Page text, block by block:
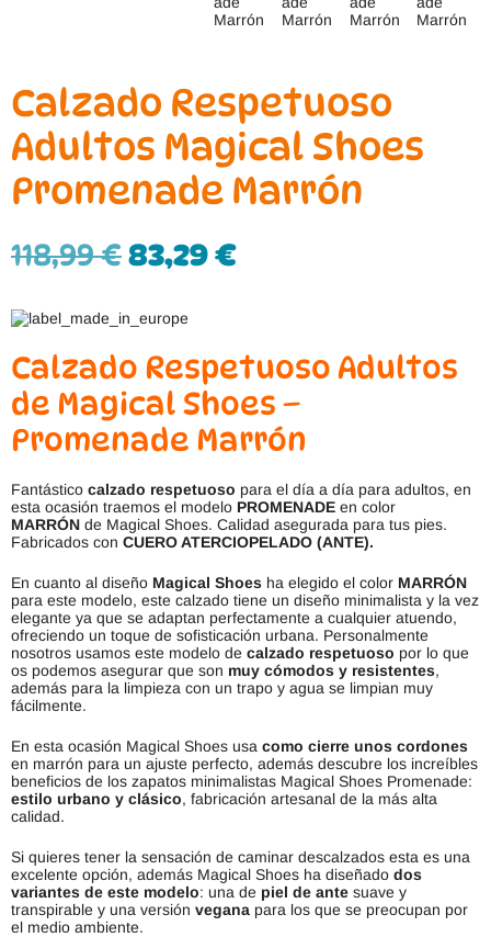
Calzado Respetuoso
Adultos Magical Shoes
Promenade Marrón
118,99€83,29€
Calzado Respetuoso Adultos
de Magical Shoes –
Promenade Marrón
Fantástico calzado respetuoso para el día a día para adultos, en
esta ocasión traemos el modelo PROMENADE en color
MARRÓN de Magical Shoes. Calidad asegurada para tus pies.
Fabricados con CUERO ATERCIOPELADO (ANTE).
En cuanto al diseño Magical Shoes ha elegido el color MARRÓN
para este modelo, este calzado tiene un diseño minimalista y la vez
elegante ya que se adaptan perfectamente a cualquier atuendo,
ofreciendo un toque de sofisticación urbana. Personalmente
nosotros usamos este modelo de calzado respetuoso por lo que
os podemos asegurar que son muy cómodos y resistentes,
además para la limpieza con un trapo y agua se limpian muy
fácilmente.
En esta ocasión Magical Shoes usa como cierre unos cordones
en marrón para un ajuste perfecto, además descubre los increíbles
beneficios de los zapatos minimalistas Magical Shoes Promenade:
estilo urbano y clásico, fabricación artesanal de la más alta
calidad.
Si quieres tener la sensación de caminar descalzados esta es una
excelente opción, además Magical Shoes ha diseñado dos
variantes de este modelo: una de piel de ante suave y
transpirable y una versión vegana para los que se preocupan por
el medio ambiente.